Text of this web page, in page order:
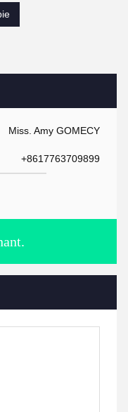
Miss. Amy GOMECY
+8617763709899